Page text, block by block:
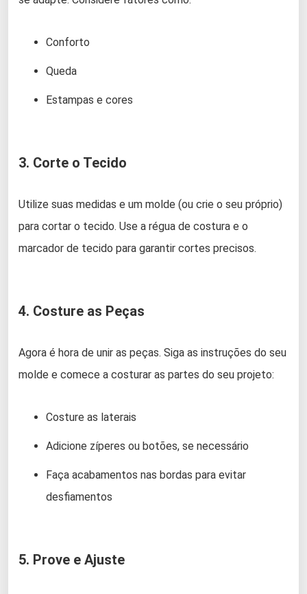
Conforto
Queda
Estampas e cores
3. Corte o Tecido
Utilize suas medidas e um molde (ou crie o seu próprio)
para cortar o tecido. Use a régua de costura e o
marcador de tecido para garantir cortes precisos.
4. Costure as Peças
Agora é hora de unir as peças. Siga as instruções do seu
molde e comece a costurar as partes do seu projeto:
Costure as laterais
Adicione zíperes ou botões, se necessário
Faça acabamentos nas bordas para evitar
desfiamentos
5. Prove e Ajuste